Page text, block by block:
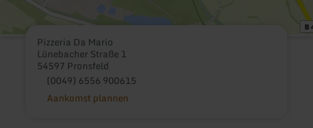
Pizzeria Da Mario
Lünebacher Straße 1
54597 Pronsfeld
(0049) 6556 900615
Aankomst plannen